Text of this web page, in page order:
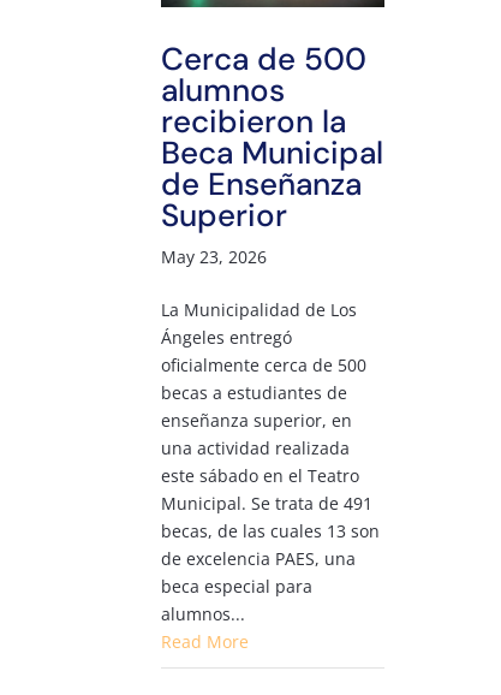
Cerca de 500
alumnos
recibieron la
Beca Municipal
de Enseñanza
Superior
May 23, 2026
La Municipalidad de Los
Ángeles entregó
oficialmente cerca de 500
becas a estudiantes de
enseñanza superior, en
una actividad realizada
este sábado en el Teatro
Municipal. Se trata de 491
becas, de las cuales 13 son
de excelencia PAES, una
beca especial para
alumnos...
Read More